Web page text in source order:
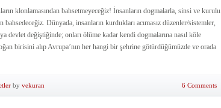
klonlamasından bahsetmeyeceğiz! İnsanların dogmalarla, sinsi ve kurulu
Dünyada, insanların kurdukları acımasız düzenler/sistemler,
devlet değiştiğinde; onları ölüme kadar kendi dogmalarına nasıl köle
birisini alıp Avrupa’nın her hangi bir şehrine götürdüğümüzde ve orada
by vekuran 6 Comments